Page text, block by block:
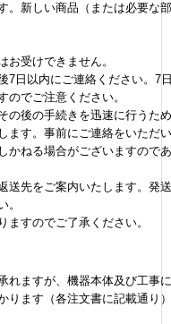
。新しい商品（または必要な部
受けできません。
7日以内にご連絡ください。7
のでご注意ください。
の後の手続きを迅速に行うた
ます。事前にご連絡をいただ
かねる場合がございますので
送先をご案内いたします。発
。
すのでご了承ください。
れますが、機器本体及び工事
ります（各注文書に記載通り